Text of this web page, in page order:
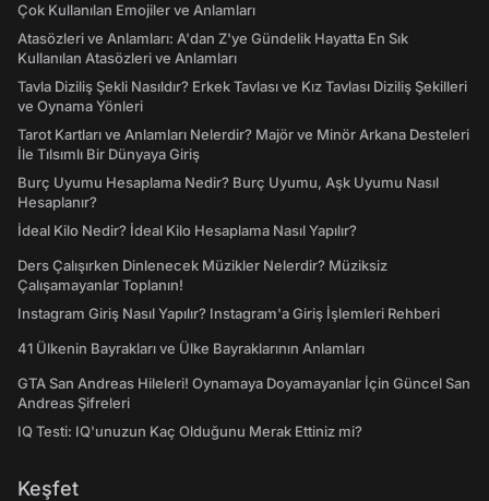
Çok Kullanılan Emojiler ve Anlamları
Atasözleri ve Anlamları: A'dan Z'ye Gündelik Hayatta En Sık
Kullanılan Atasözleri ve Anlamları
Tavla Diziliş Şekli Nasıldır? Erkek Tavlası ve Kız Tavlası Diziliş Şekilleri
ve Oynama Yönleri
Tarot Kartları ve Anlamları Nelerdir? Majör ve Minör Arkana Desteleri
İle Tılsımlı Bir Dünyaya Giriş
Burç Uyumu Hesaplama Nedir? Burç Uyumu, Aşk Uyumu Nasıl
Hesaplanır?
İdeal Kilo Nedir? İdeal Kilo Hesaplama Nasıl Yapılır?
Ders Çalışırken Dinlenecek Müzikler Nelerdir? Müziksiz
Çalışamayanlar Toplanın!
Instagram Giriş Nasıl Yapılır? Instagram'a Giriş İşlemleri Rehberi
41 Ülkenin Bayrakları ve Ülke Bayraklarının Anlamları
GTA San Andreas Hileleri! Oynamaya Doyamayanlar İçin Güncel San
Andreas Şifreleri
IQ Testi: IQ'unuzun Kaç Olduğunu Merak Ettiniz mi?
Keşfet